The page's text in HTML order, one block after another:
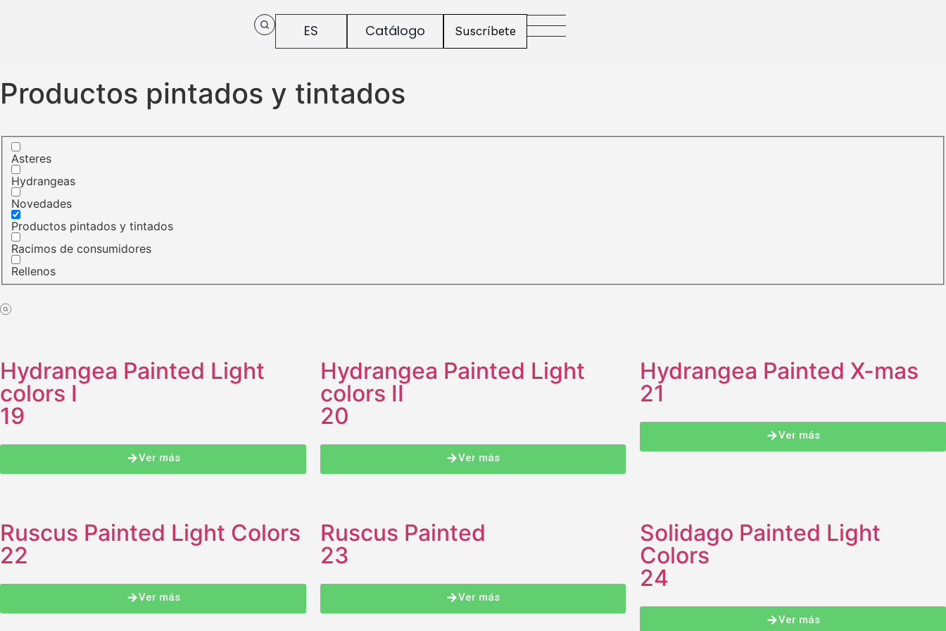
ES Catálogo Suscríbete
Productos pintados y tintados
Asteres
Hydrangeas
Novedades
Productos pintados y tintados
Racimos de consumidores
Rellenos
Hydrangea Painted Light
colors I
19
Ver más
Hydrangea Painted Light
colors II
20
Ver más
Hydrangea Painted X-mas
21
Ver más
Ruscus Painted Light Colors
22
Ver más
Ruscus Painted
23
Ver más
Solidago Painted Light
Colors
24
Ver más